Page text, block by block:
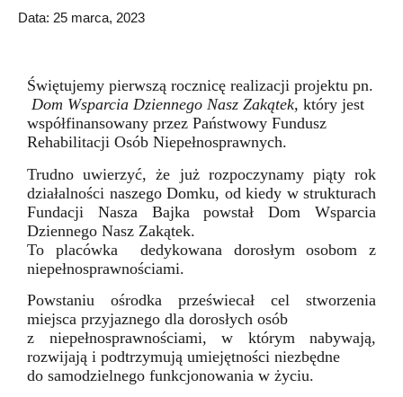
Data: 25 marca, 2023
Świętujemy pierwszą rocznicę realizacji projektu pn.
Dom Wsparcia Dziennego Nasz Zakątek, który jest
współfinansowany przez Państwowy Fundusz
Rehabilitacji Osób Niepełnosprawnych.
Trudno uwierzyć, że już rozpoczynamy piąty rok
działalności naszego Domku, od kiedy w strukturach
Fundacji Nasza Bajka powstał Dom Wsparcia
Dziennego Nasz Zakątek.
To placówka dedykowana dorosłym osobom z
niepełnosprawnościami.
Powstaniu ośrodka przeświecał cel stworzenia
miejsca przyjaznego dla dorosłych osób
z niepełnosprawnościami, w którym nabywają,
rozwijają i podtrzymują umiejętności niezbędne
do samodzielnego funkcjonowania w życiu.